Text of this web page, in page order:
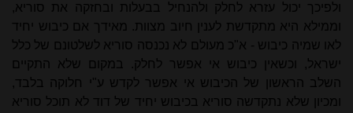
ולפיכך יכול עזרא לחלק ולהנחיל בבעלות ובחזקה את סוריא,
וממילא היא מתקדשת לענין חיוב מצוות. מאידך אם כיבוש יחיד
לאו שמיה כיבוש - א"כ מעולם לא נכנסה סוריא לשלטונם של כלל
ישראל, וכשאין כיבוש אי אפשר לחלק. במקום שלא התקיים
השלב הראשון של הכיבוש אי אפשר לקדש ע"י חלוקה בלבד,
ומכיון שלא נתקדשה סוריא בכיבוש יחיד של דוד לא תוכל סוריא